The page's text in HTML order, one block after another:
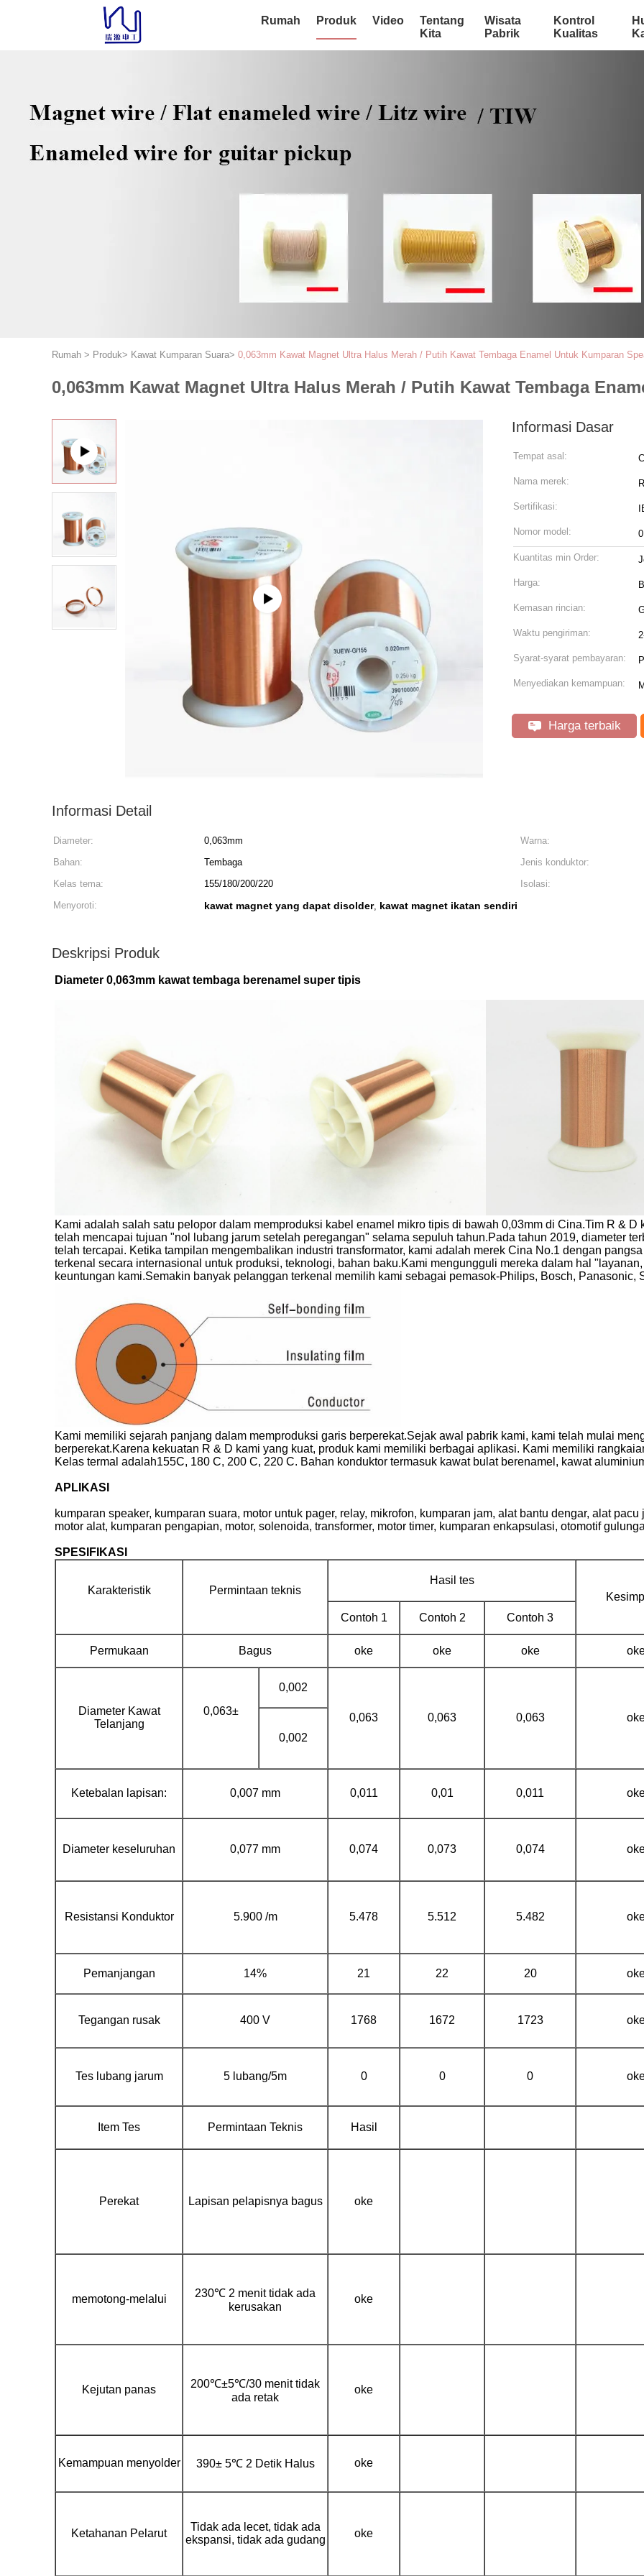
Rumah Produk Video
Tentang
Kita
Wisata
Pabrik
Kontrol
Kualitas
Rumah > Produk> Kawat Kumparan Suara> 0,063mm Kawat Magnet Ultra Halus Merah / Putih Kawat Tembaga Enamel Untuk Kumparan
0,063mm Kawat Magnet Ultra Halus Merah / Putih Kawat Tembaga
Informasi Dasar
Tempat asal:
Nama merek:
Sertifikasi:
Nomor model:
Kuantitas min Order:
Harga:
Kemasan rincian:
Waktu pengiriman:
Syarat-syarat pembayaran:
Menyediakan kemampuan:
Harga terbaik
Informasi Detail
Diameter: 0,063mm Warna:
Bahan:
Tembaga Jenis konduktor:
Kelas tema:
155/180/200/220 Isolasi:
Menyoroti:
kawat magnet yang dapat disolder, kawat magnet ikatan sendiri
Deskripsi Produk
Diameter 0,063mm kawat tembaga berenamel super tipis
Kami adalah salah satu pelopor dalam memproduksi kabel enamel mikro tipis di bawah 0,03mm di Cina.Tim R &
telah mencapai tujuan "nol lubang jarum setelah peregangan" selama sepuluh tahun.Pada tahun 2019, diameter
telah tercapai. Ketika tampilan mengembalikan industri transformator, kami adalah merek Cina No.1 dengan
terkenal secara internasional untuk produksi, teknologi, bahan baku.Kami mengungguli mereka dalam hal
keuntungan kami.Semakin banyak pelanggan terkenal memilih kami sebagai pemasok-Philips, Bosch, Panasonic,
Kami memiliki sejarah panjang dalam memproduksi garis berperekat.Sejak awal pabrik kami, kami telah mulai
berperekat.Karena kekuatan R & D kami yang kuat, produk kami memiliki berbagai aplikasi. Kami memiliki
Kelas termal adalah155C, 180 C, 200 C, 220 C. Bahan konduktor termasuk kawat bulat berenamel, kawat
APLIKASI
kumparan speaker, kumparan suara, motor untuk pager, relay, mikrofon, kumparan jam, alat bantu dengar, alat
motor alat, kumparan pengapian, motor, solenoida, transformer, motor timer, kumparan enkapsulasi, otomotif
SPESIFIKASI
Karakteristik Permintaan teknis
Hasil tes
Contoh 1
Contoh 2 Contoh 3
Permukaan Bagus oke oke oke
Diameter Kawat
Telanjang
0,063±
0,002
0,063 0,063 0,063
0,002
Ketebalan lapisan: 0,007 mm 0,011 0,01 0,011
Diameter keseluruhan 0,077 mm 0,074 0,073 0,074
Resistansi Konduktor 5.900 /m 5.478 5.512 5.482
Pemanjangan 14% 21 22 20
Tegangan rusak 400 V 1768 1672 1723
Tes lubang jarum 5 lubang/5m 0 0 0
Item Tes Permintaan Teknis Hasil
Perekat Lapisan pelapisnya bagus oke
memotong-melalui
230℃ 2 menit tidak ada
kerusakan
oke
Kejutan panas
200℃±5℃/30 menit tidak
ada retak
oke
Kemampuan menyolder 390± 5℃ 2 Detik Halus oke
Ketahanan Pelarut
Tidak ada lecet, tidak ada
ekspansi, tidak ada gudang
oke